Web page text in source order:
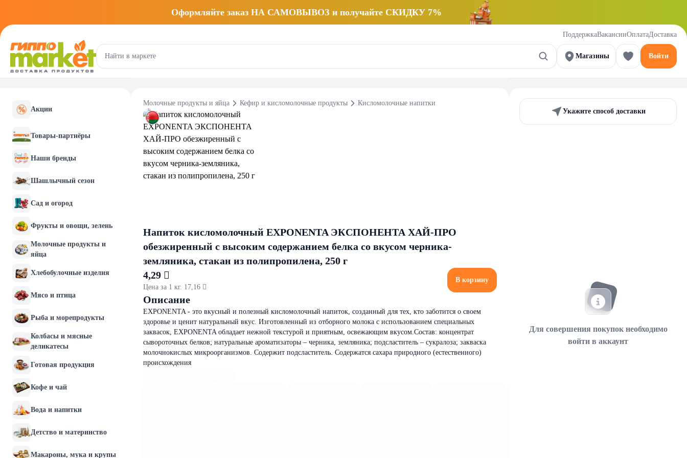
Оформляйте заказ НА САМОВЫВОЗ и получайте СКИДКУ 7%
ПоддержкаВакансииОплатаДоставка
Магазины Войти
Акции
Товары-партнёры
Наши бренды
Шашлычный сезон
Сад и огород
Фрукты и овощи, зелень
Молочные продукты и
яйца
Хлебобулочные изделия
Мясо и птица
Рыба и морепродукты
Колбасы и мясные
деликатесы
Готовая продукция
Кофе и чай
Вода и напитки
Детство и материнство
Макароны, мука и крупы
Молочные продукты и яйца Кефир и кисломолочные продукты Кисломолочные напитки
Напиток кисломолочный EXPONENTA ЭКСПОНЕНТА ХАЙ-ПРО
обезжиренный с высоким содержанием белка со вкусом черника-
земляника, стакан из полипропилена, 250 г
4,29 
Цена за 1 кг. 17,16 
В корзину
Описание
EXPONENTA - это вкусный и полезный кисломолочный напиток, созданный для тех, кто заботится о своем
здоровье и ценит натуральный вкус. Изготовленный из отборного молока с использованием специальных
заквасок, EXPONENTA обладает нежной текстурой и приятным, освежающим вкусом.Состав: концентрат
сывороточных белков; натуральные ароматизаторы – черника, земляника; подсластитель – сукралоза; закваска
молочнокислых микроорганизмов. Содержит подсластитель. Содержатся сахара природного (естественного)
происхождения
Укажите способ доставки
Для совершения покупок необходимо
войти в аккаунт